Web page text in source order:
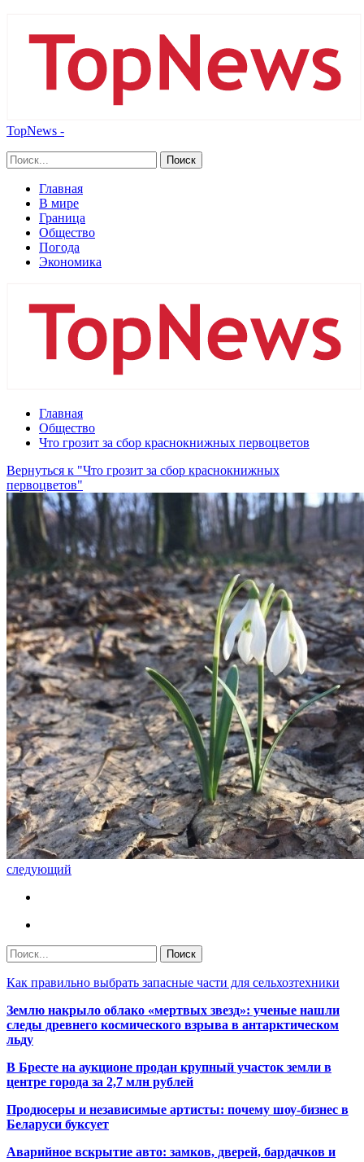
TopNews -
Главная
В мире
Граница
Общество
Погода
Экономика
Главная
Общество
Что грозит за сбор краснокнижных первоцветов
Вернуться к "Что грозит за сбор краснокнижных
первоцветов"
следующий
Как правильно выбрать запасные части для сельхозтехники
Землю накрыло облако «мертвых звезд»: ученые нашли
следы древнего космического взрыва в антарктическом
льду
В Бресте на аукционе продан крупный участок земли в
центре города за 2,7 млн рублей
Продюсеры и независимые артисты: почему шоу-бизнес в
Беларуси буксует
Аварийное вскрытие авто: замков, дверей, бардачков и